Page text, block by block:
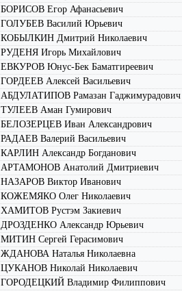
БОРИСОВ Егор Афанасьевич
ГОЛУБЕВ Василий Юрьевич
КОБЫЛКИН Дмитрий Николаевич
РУДЕНЯ Игорь Михайлович
ЕВКУРОВ Юнус-Бек Баматгиреевич
ГОРДЕЕВ Алексей Васильевич
АБДУЛАТИПОВ Рамазан Гаджимурадович
ТУЛЕЕВ Аман Гумирович
БЕЛОЗЕРЦЕВ Иван Александрович
РАДАЕВ Валерий Васильевич
КАРЛИН Александр Богданович
АРТАМОНОВ Анатолий Дмитриевич
НАЗАРОВ Виктор Иванович
КОЖЕМЯКО Олег Николаевич
ХАМИТОВ Рустэм Закиевич
ДРОЗДЕНКО Александр Юрьевич
МИТИН Сергей Герасимович
ЖДАНОВА Наталья Николаевна
ЦУКАНОВ Николай Николаевич
ГОРОДЕЦКИЙ Владимир Филиппович